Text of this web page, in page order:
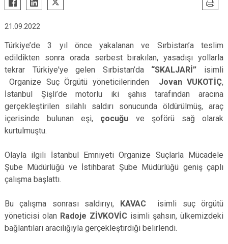
21.09.2022
Türkiye’de 3 yıl önce yakalanan ve Sırbistan’a teslim
edildikten sonra orada serbest bırakılan, yasadışı yollarla
tekrar Türkiye'ye gelen Sırbistan’da “SKALJARİ” isimli
Organize Suç Örgütü yöneticilerinden Jovan VUKOTİÇ,
İstanbul Şişli’de motorlu iki şahıs tarafından aracına
gerçekleştirilen silahlı saldırı sonucunda öldürülmüş, araç
içerisinde bulunan eşi, çocuğu ve şoförü sağ olarak
kurtulmuştu.
Olayla ilgili İstanbul Emniyeti Organize Suçlarla Mücadele
Şube Müdürlüğü ve İstihbarat Şube Müdürlüğü geniş çaplı
çalışma başlattı.
Bu çalışma sonrası saldırıyı, KAVACisimli suç örgütü
yöneticisi olan Radoje ZİVKOVİC isimli şahsın, ülkemizdeki
bağlantıları aracılığıyla gerçekleştirdiği belirlendi.